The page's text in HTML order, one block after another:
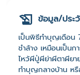
ข้อมูล/ประ
เป็นพิธีทำบุญเดือน
ชำล้าง เหมือนเป็นก
ไหว้ผีปู่ผีย่าผีตาผียา
ทำบุญกลางบ้าน ห